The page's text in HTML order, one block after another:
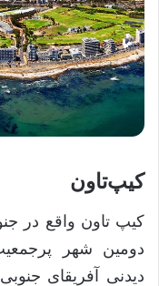
کیپ‌تاون
کیپ تاون واقع در
دومین شهر